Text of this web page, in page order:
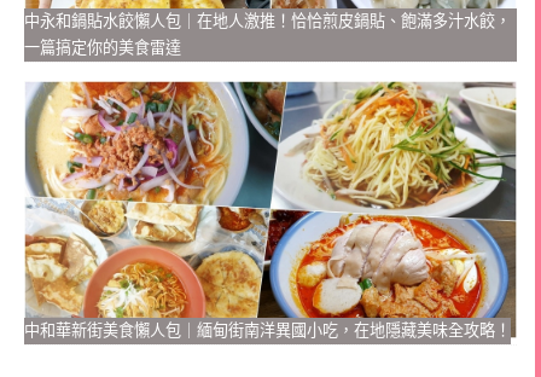
中永和鍋貼水餃懶人包｜在地人激推！恰恰煎皮鍋貼、飽滿多汁水餃，
一篇搞定你的美食雷達
中和華新街美食懶人包｜緬甸街南洋異國小吃，在地隱藏美味全攻略！